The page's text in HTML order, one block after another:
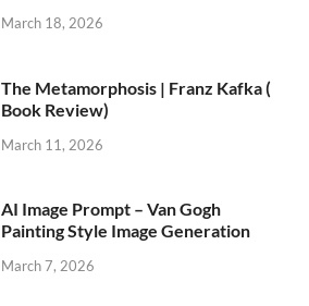
March 18, 2026
The Metamorphosis | Franz Kafka (
Book Review)
March 11, 2026
AI Image Prompt – Van Gogh
Painting Style Image Generation
March 7, 2026